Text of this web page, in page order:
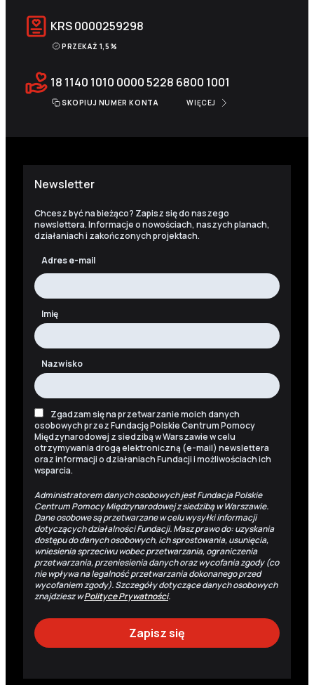
KRS0000259298
PRZEKAŻ 1,5%
18 1140 1010 0000 5228 6800 1001
SKOPIUJ NUMER KONTA WIĘCEJ
Newsletter
Chcesz być na bieżąco? Zapisz się do naszego
newslettera. Informacje o nowościach, naszych planach,
działaniach i zakończonych projektach.
Adres e-mail
Imię
Nazwisko
Zgadzam się na przetwarzanie moich danych
osobowych przez Fundację Polskie Centrum Pomocy
Międzynarodowej z siedzibą w Warszawie w celu
otrzymywania drogą elektroniczną (e-mail) newslettera
oraz informacji o działaniach Fundacji i możliwościach ich
wsparcia.
Administratorem danych osobowych jest Fundacja Polskie
Centrum Pomocy Międzynarodowej z siedzibą w Warszawie.
Dane osobowe są przetwarzane w celu wysyłki informacji
dotyczących działalności Fundacji. Masz prawo do: uzyskania
dostępu do danych osobowych, ich sprostowania, usunięcia,
wniesienia sprzeciwu wobec przetwarzania, ograniczenia
przetwarzania, przeniesienia danych oraz wycofania zgody (co
nie wpływa na legalność przetwarzania dokonanego przed
wycofaniem zgody). Szczegóły dotyczące danych osobowych
znajdziesz wPolityce Prywatności.